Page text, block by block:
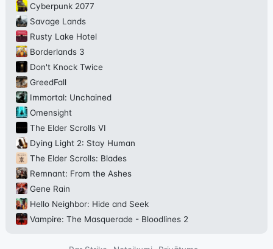
Cyberpunk 2077
Savage Lands
Rusty Lake Hotel
Borderlands 3
Don't Knock Twice
GreedFall
Immortal: Unchained
Omensight
The Elder Scrolls VI
Dying Light 2: Stay Human
The Elder Scrolls: Blades
Remnant: From the Ashes
Gene Rain
Hello Neighbor: Hide and Seek
Vampire: The Masquerade - Bloodlines 2